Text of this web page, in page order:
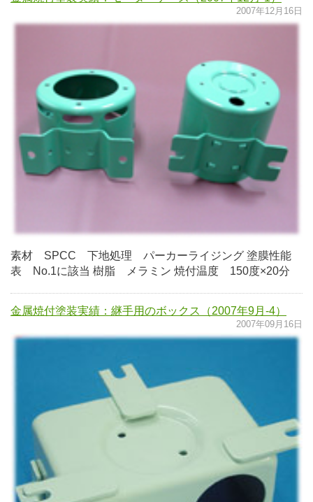
2007年12月16日
素材 SPCC 下地処理 パーカーライジング 塗膜性能
表 No.1に該当 樹脂 メラミン 焼付温度 150度×20分
金属焼付塗装実績：継手用のボックス（2007年9月-4）
2007年09月16日